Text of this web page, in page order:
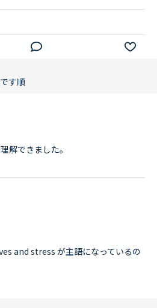
す順
解できました。
and stress が主語になっているの